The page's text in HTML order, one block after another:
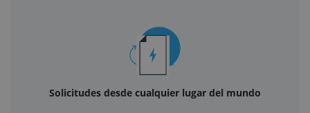
Solicitudes desde cualquier lugar del mundo